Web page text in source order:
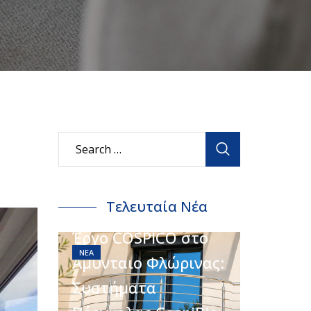
Τελευταία Νέα
Έργο COSPICO στο
Αμύνταιο Φλώρινας:
Συστήματα
ΝΈΑ